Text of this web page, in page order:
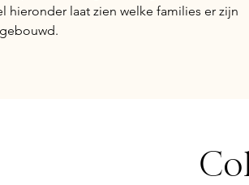
hieronder laat zien welke families er zijn